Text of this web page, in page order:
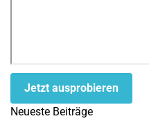
Jetzt ausprobieren
Neueste Beiträge